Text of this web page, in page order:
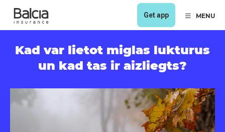
Get app MENU
Kad var lietot miglas lukturus
un kad tas ir aizliegts?